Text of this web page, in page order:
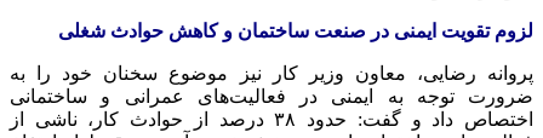
لزوم تقویت ایمنی در صنعت ساختمان و کاهش حوادث شغلی
پروانه رضایی، معاون وزیر کار نیز موضوع سخنان خود را به
ضرورت توجه به ایمنی در فعالیت‌های عمرانی و ساختمانی
اختصاص داد و گفت:‌ حدود ۳۸ درصد از حوادث کار، ناشی از